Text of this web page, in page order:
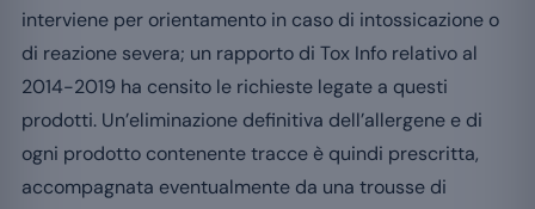
interviene per orientamento in caso di intossicazione o
di reazione severa; un rapporto di Tox Info relativo al
2014-2019 ha censito le richieste legate a questi
prodotti. Un’eliminazione definitiva dell’allergene e di
ogni prodotto contenente tracce è quindi prescritta,
accompagnata eventualmente da una trousse di